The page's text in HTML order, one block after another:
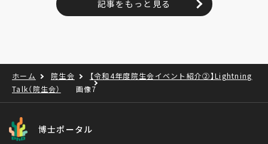
記事をもっと見る
ホーム 院生会
【令和4年度院生会イベント紹介②】Lightning
Talk（院生会）
画像7
博士ポータル